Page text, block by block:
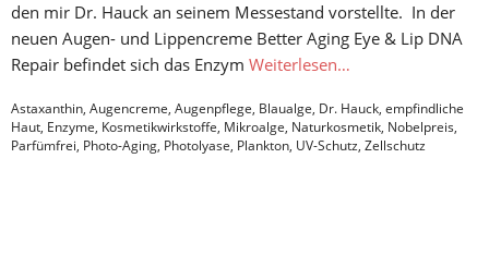
den mir Dr. Hauck an seinem Messestand vorstellte. In der
neuen Augen- und Lippencreme Better Aging Eye & Lip DNA
Repair befindet sich das Enzym Weiterlesen…
Astaxanthin, Augencreme, Augenpflege, Blaualge, Dr. Hauck, empfindliche
Haut, Enzyme, Kosmetikwirkstoffe, Mikroalge, Naturkosmetik, Nobelpreis,
Parfümfrei, Photo-Aging, Photolyase, Plankton, UV-Schutz, Zellschutz